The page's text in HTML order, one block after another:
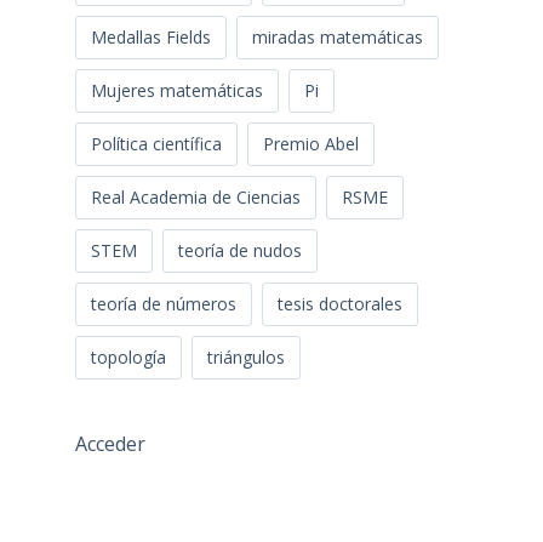
Medallas Fields miradas matemáticas
Mujeres matemáticas Pi
Política científica Premio Abel
Real Academia de Ciencias RSME
STEM teoría de nudos
teoría de números tesis doctorales
topología triángulos
Acceder